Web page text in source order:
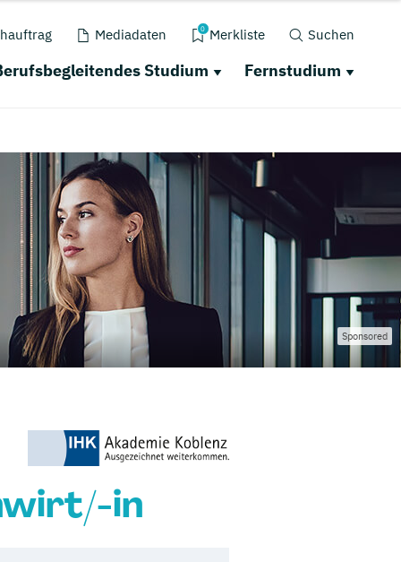
Mediadaten 0 Merkliste Suchen
Studium Fernstudium
Sponsored
in